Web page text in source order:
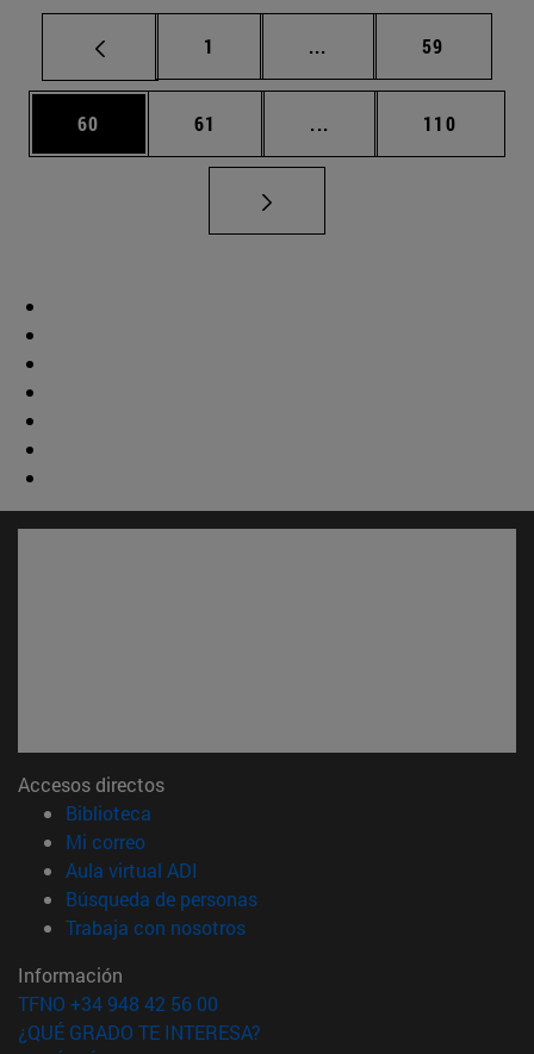
Página
1 ... Páginas intermedias
Página
59
Página
60 Página
61 ... Páginas intermedias
Página
110
Accesos directos
Biblioteca
Mi correo(abre en nueva ventana)
Aula virtual ADI
Búsqueda de personas(abre en nueva ventana)
Trabaja con nosotros(abre en nueva ventana)
Información
TFNO +34 948 42 56 00
¿QUÉ GRADO TE INTERESA?